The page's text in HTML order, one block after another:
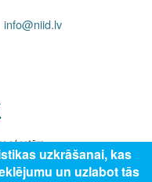
info@niid.lv
uzkrāšanai, kas
un uzlabot tās